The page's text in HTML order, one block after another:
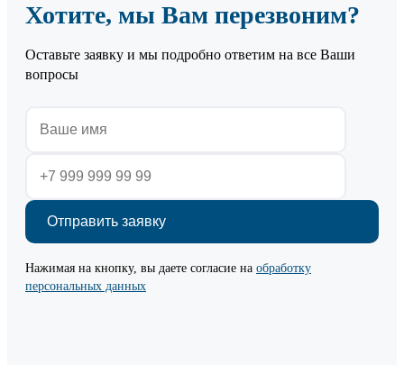
Хотите, мы Вам перезвоним?
Оставьте заявку и мы подробно ответим на все Ваши
вопросы
Нажимая на кнопку, вы даете согласие на обработку
персональных данных